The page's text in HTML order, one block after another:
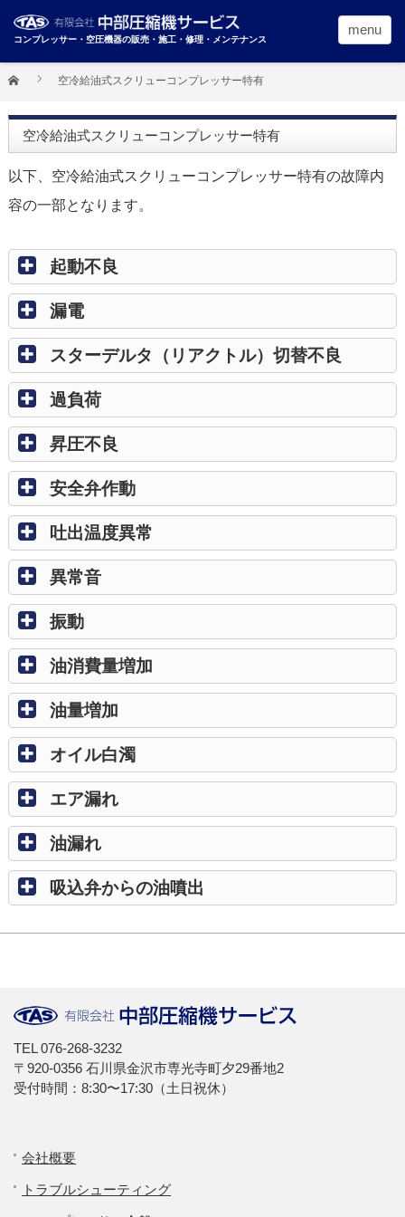
コンプレッサー・空圧機器の販売・施工・修理・メンテナンス
menu
空冷給油式スクリューコンプレッサー特有
空冷給油式スクリューコンプレッサー特有
以下、空冷給油式スクリューコンプレッサー特有の故障内
容の一部となります。
起動不良
漏電
スターデルタ（リアクトル）切替不良
過負荷
昇圧不良
安全弁作動
吐出温度異常
異常音
振動
油消費量増加
油量増加
オイル白濁
エア漏れ
油漏れ
吸込弁からの油噴出
TEL 076-268-3232
〒920-0356 石川県金沢市専光寺町夕29番地2
受付時間：8:30〜17:30（土日祝休）
会社概要
トラブルシューティング